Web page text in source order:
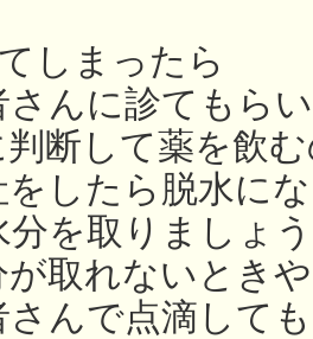
しまったら
さんに診てもら
判断して薬を飲
したら脱水に
分を取りましょ
取れないとき
さんで点滴して